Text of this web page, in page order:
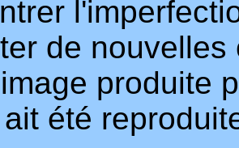
de
produite
été